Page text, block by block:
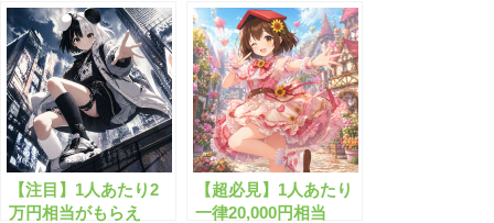
【注目】1人あたり2
万円相当がもらえ
【超必見】1人あたり
一律20,000円相当